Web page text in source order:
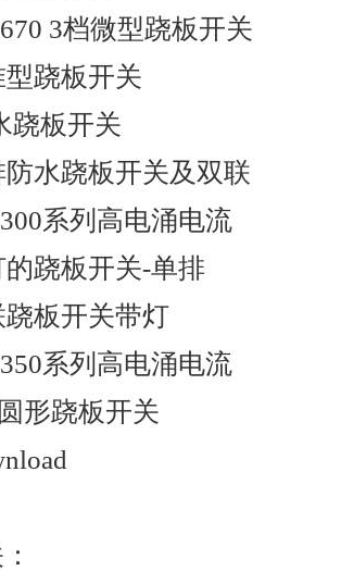
3档微型跷板开关
型跷板开关
跷板开关
防水跷板开关及双联
系列高电涌电流
的跷板开关-单排
跷板开关带灯
系列高电涌电流
形跷板开关